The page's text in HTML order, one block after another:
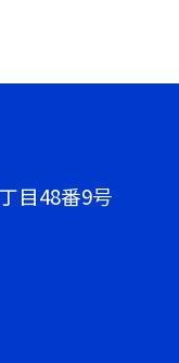
目48番9号